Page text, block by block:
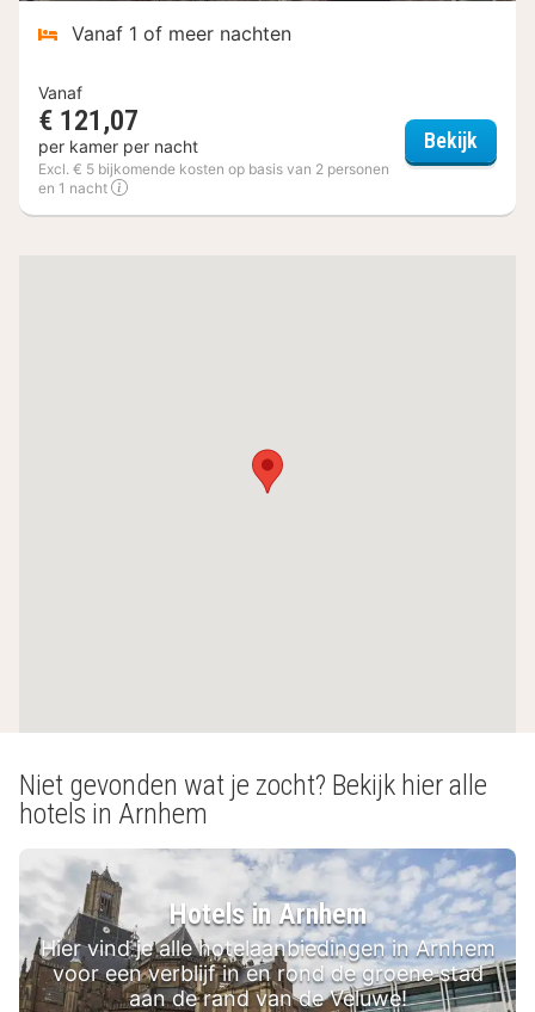
Vanaf 1 of meer nachten
Vanaf
€ 121,07
per kamer per nacht
Excl. € 5 bijkomende kosten op basis van 2 personen
en 1 nacht
Bekijk
Niet gevonden wat je zocht? Bekijk hier alle
hotels in Arnhem
Hotels in Arnhem
Hier vind je alle hotelaanbiedingen in Arnhem
voor een verblijf in en rond de groene stad
aan de rand van de Veluwe!